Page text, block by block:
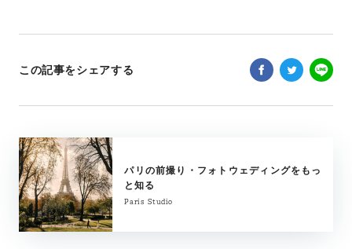
この記事をシェアする
パリの前撮り・フォトウェディングをもっ
と知る
Paris Studio